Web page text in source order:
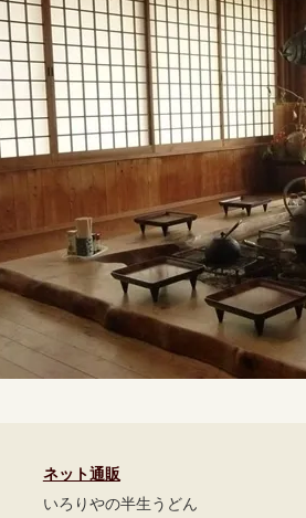
ネット通販
いろりやの半生うどん